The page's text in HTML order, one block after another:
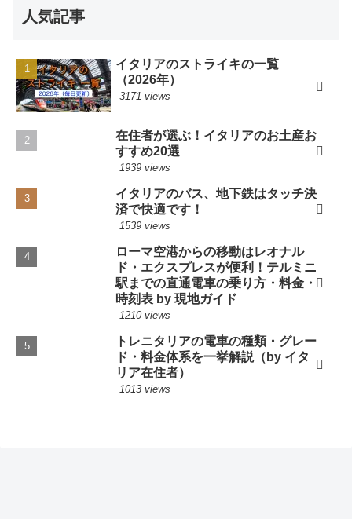
人気記事
イタリアのストライキの一覧
（2026年）
3171 views
在住者が選ぶ！イタリアのお土産お
すすめ20選
1939 views
イタリアのバス、地下鉄はタッチ決
済で快適です！
1539 views
ローマ空港からの移動はレオナル
ド・エクスプレスが便利！テルミニ
駅までの直通電車の乗り方・料金・
時刻表 by 現地ガイド
1210 views
トレニタリアの電車の種類・グレー
ド・料金体系を一挙解説（by イタ
リア在住者）
1013 views